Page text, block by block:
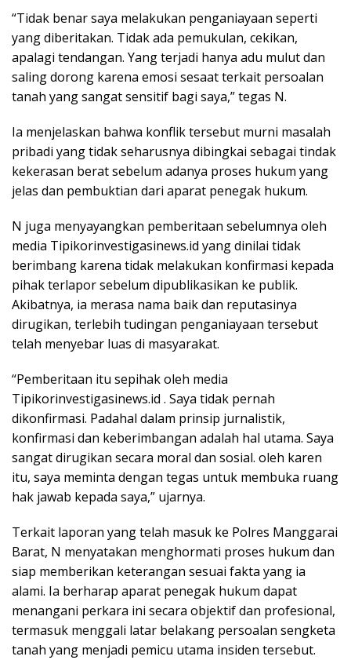
“Tidak benar saya melakukan penganiayaan seperti
yang diberitakan. Tidak ada pemukulan, cekikan,
apalagi tendangan. Yang terjadi hanya adu mulut dan
saling dorong karena emosi sesaat terkait persoalan
tanah yang sangat sensitif bagi saya,” tegas N.
Ia menjelaskan bahwa konflik tersebut murni masalah
pribadi yang tidak seharusnya dibingkai sebagai tindak
kekerasan berat sebelum adanya proses hukum yang
jelas dan pembuktian dari aparat penegak hukum.
N juga menyayangkan pemberitaan sebelumnya oleh
media Tipikorinvestigasinews.id yang dinilai tidak
berimbang karena tidak melakukan konfirmasi kepada
pihak terlapor sebelum dipublikasikan ke publik.
Akibatnya, ia merasa nama baik dan reputasinya
dirugikan, terlebih tudingan penganiayaan tersebut
telah menyebar luas di masyarakat.
“Pemberitaan itu sepihak oleh media
Tipikorinvestigasinews.id . Saya tidak pernah
dikonfirmasi. Padahal dalam prinsip jurnalistik,
konfirmasi dan keberimbangan adalah hal utama. Saya
sangat dirugikan secara moral dan sosial. oleh karen
itu, saya meminta dengan tegas untuk membuka ruang
hak jawab kepada saya,” ujarnya.
Terkait laporan yang telah masuk ke Polres Manggarai
Barat, N menyatakan menghormati proses hukum dan
siap memberikan keterangan sesuai fakta yang ia
alami. Ia berharap aparat penegak hukum dapat
menangani perkara ini secara objektif dan profesional,
termasuk menggali latar belakang persoalan sengketa
tanah yang menjadi pemicu utama insiden tersebut.